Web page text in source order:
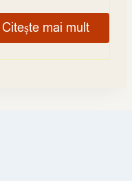
Citește mai mult